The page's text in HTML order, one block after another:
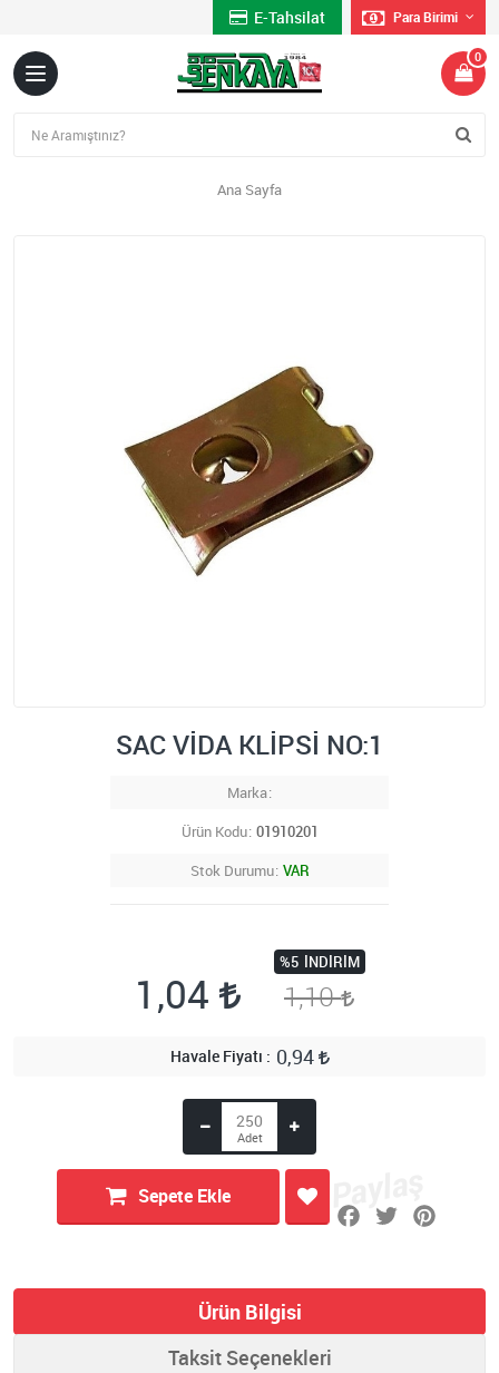
E-Tahsilat Para Birimi
0
Ana Sayfa
SAC VİDA KLİPSİ NO:1
Marka
Ürün Kodu 01910201
Stok Durumu VAR
1,04
%5 İNDIRIM
1,10
Havale Fiyatı 0,94
Sepete Ekle
Ürün Bilgisi
Taksit Seçenekleri